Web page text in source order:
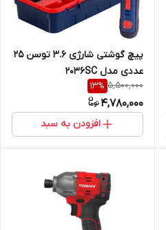
پیچ گوشتی شارژی 3.6 توسن 25
عددی مدل 2036SC
5,500,000
13%
4,780,000
افزودن به سبد